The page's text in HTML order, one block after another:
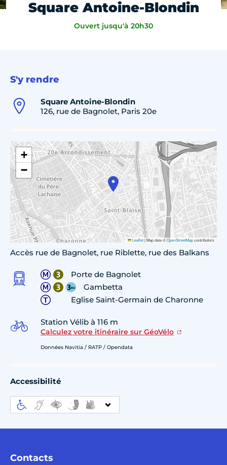
Square Antoine-Blondin
Ouvert jusqu'à 20h30
S'y rendre
Square Antoine-Blondin
126, rue de Bagnolet, Paris 20e
+
−
Leaflet|Map data ©OpenStreetMapcontributors
Accès rue de Bagnolet, rue Riblette, rue des Balkans
Porte de Bagnolet
Gambetta
Eglise Saint-Germain de Charonne
Station Vélib à 116 m
Calculez votre itinéraire sur GéoVélo
Données Navitia / RATP / Opendata
Accessibilité
Contacts